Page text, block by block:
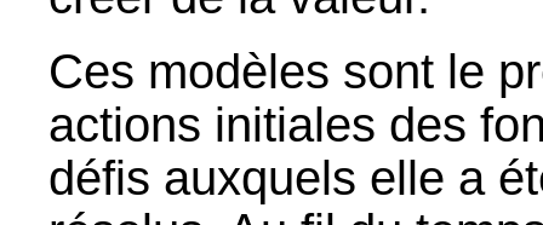
Ces modèles sont le
actions initiales des
défis auxquels elle a